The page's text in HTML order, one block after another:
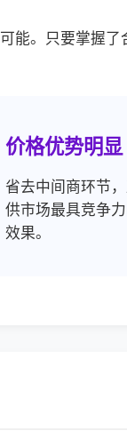
能。只要掌握
价格优势明显
省去中间商环节
供市场最具竞争
效果。